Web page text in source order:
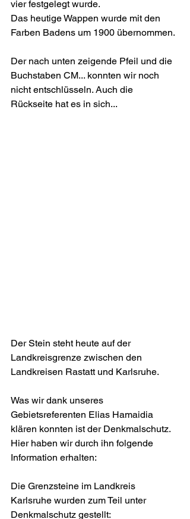
vier festgelegt wurde.
Das heutige Wappen wurde mit den
Farben Badens um 1900 übernommen.
Der nach unten zeigende Pfeil und die
Buchstaben CM... konnten wir noch
nicht entschlüsseln. Auch die
Rückseite hat es in sich...
Der Stein steht heute auf der
Landkreisgrenze zwischen den
Landkreisen Rastatt und Karlsruhe.
Was wir dank unseres
Gebietsreferenten Elias Hamaidia
klären konnten ist der Denkmalschutz.
Hier haben wir durch ihn folgende
Information erhalten:
Die Grenzsteine im Landkreis
Karlsruhe wurden zum Teil unter
Denkmalschutz gestellt: